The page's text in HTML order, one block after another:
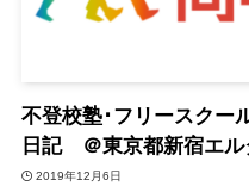
不登校塾･フリースク
日記 ＠東京都新宿エ
2019年12月6日